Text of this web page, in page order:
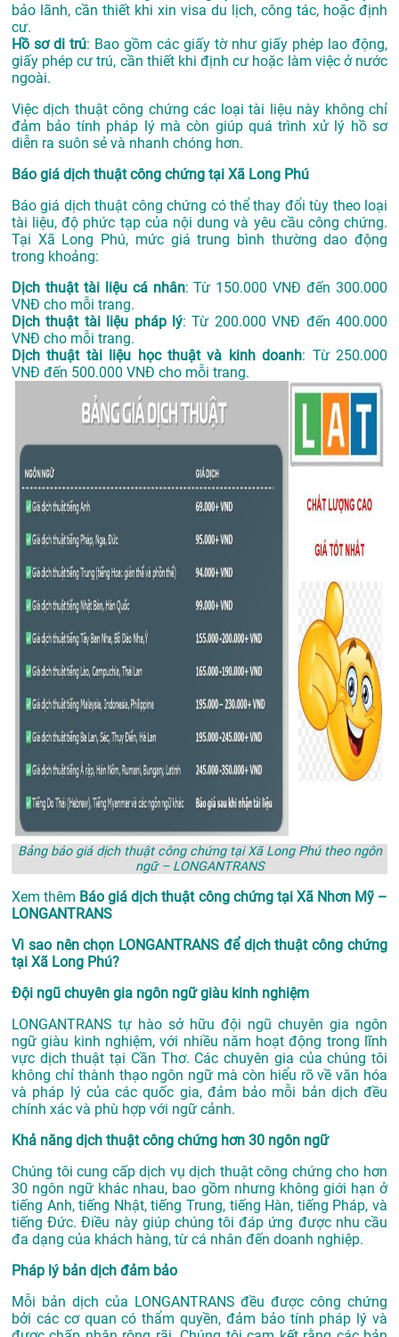
bảo lãnh, cần thiết khi xin visa du lịch, công tác, hoặc định
cư.
Hồ sơ di trú: Bao gồm các giấy tờ như giấy phép lao động,
giấy phép cư trú, cần thiết khi định cư hoặc làm việc ở nước
ngoài.
Việc dịch thuật công chứng các loại tài liệu này không chỉ
đảm bảo tính pháp lý mà còn giúp quá trình xử lý hồ sơ
diễn ra suôn sẻ và nhanh chóng hơn.
Báo giá dịch thuật công chứng tại Xã Long Phú
Báo giá dịch thuật công chứng có thể thay đổi tùy theo loại
tài liệu, độ phức tạp của nội dung và yêu cầu công chứng.
Tại Xã Long Phú, mức giá trung bình thường dao động
trong khoảng:
Dịch thuật tài liệu cá nhân: Từ 150.000 VNĐ đến 300.000
VNĐ cho mỗi trang.
Dịch thuật tài liệu pháp lý: Từ 200.000 VNĐ đến 400.000
VNĐ cho mỗi trang.
Dịch thuật tài liệu học thuật và kinh doanh: Từ 250.000
VNĐ đến 500.000 VNĐ cho mỗi trang.
Bảng báo giá dịch thuật công chứng tại Xã Long Phú theo ngôn
ngữ – LONGANTRANS
Xem thêm Báo giá dịch thuật công chứng tại Xã Nhơn Mỹ –
LONGANTRANS
Vì sao nên chọn LONGANTRANS để dịch thuật công chứng
tại Xã Long Phú?
Đội ngũ chuyên gia ngôn ngữ giàu kinh nghiệm
LONGANTRANS tự hào sở hữu đội ngũ chuyên gia ngôn
ngữ giàu kinh nghiệm, với nhiều năm hoạt động trong lĩnh
vực dịch thuật tại Cần Thơ. Các chuyên gia của chúng tôi
không chỉ thành thạo ngôn ngữ mà còn hiểu rõ về văn hóa
và pháp lý của các quốc gia, đảm bảo mỗi bản dịch đều
chính xác và phù hợp với ngữ cảnh.
Khả năng dịch thuật công chứng hơn 30 ngôn ngữ
Chúng tôi cung cấp dịch vụ dịch thuật công chứng cho hơn
30 ngôn ngữ khác nhau, bao gồm nhưng không giới hạn ở
tiếng Anh, tiếng Nhật, tiếng Trung, tiếng Hàn, tiếng Pháp, và
tiếng Đức. Điều này giúp chúng tôi đáp ứng được nhu cầu
đa dạng của khách hàng, từ cá nhân đến doanh nghiệp.
Pháp lý bản dịch đảm bảo
Mỗi bản dịch của LONGANTRANS đều được công chứng
bởi các cơ quan có thẩm quyền, đảm bảo tính pháp lý và